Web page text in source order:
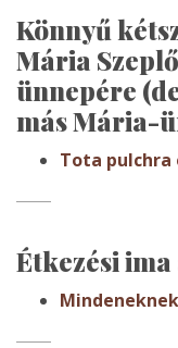
Könnyű
Mária
ünnepére
más Mária-
Tota pulchra
Étkezési